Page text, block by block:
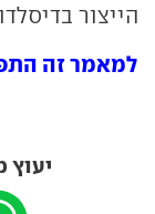
הייצור
למאמר זה התפרסמו
יעוץ